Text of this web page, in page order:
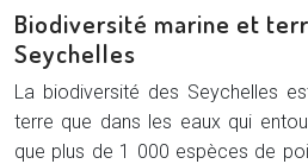
Biodiversité marine et
Seychelles
La biodiversité des Seychelles
terre que dans les eaux qui
que plus de 1 000 espèces de